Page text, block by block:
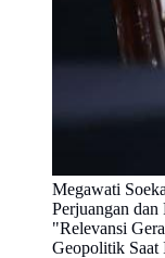
Megawati
Perjuangan
"Relevansi
Geopolitik Saat